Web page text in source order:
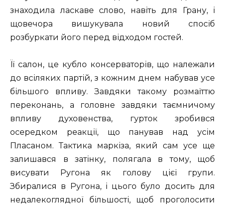
знаходила ласкаве слово, навіть для Грану, і
щовечора вишукувала новий спосіб
розбуркати його перед відходом гостей.
Її салон, це кубло консерваторів, що належали
до всіляких партій, з кожним днем набував усе
більшого впливу. Завдяки такому розмаїттю
переконань, а головне завдяки таємничому
впливу духовенства, гурток зробився
осередком реакції, що панував над усім
Пласаном. Тактика маркіза, який сам усе ще
залишався в затінку, полягала в тому, щоб
висувати Ругона як голову цієї групи.
Збиралися в Ругона, і цього було досить для
недалекоглядної більшості, щоб проголосити